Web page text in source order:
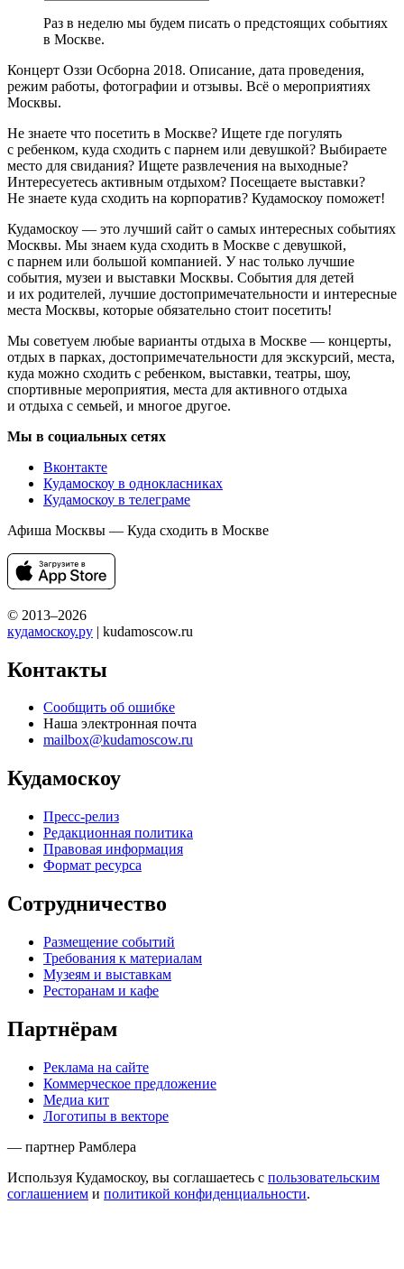
Раз в неделю мы будем писать о предстоящих событиях
в Москве.
Концерт Оззи Осборна 2018. Описание, дата проведения,
режим работы, фотографии и отзывы. Всё о мероприятиях
Москвы.
Не знаете что посетить в Москве? Ищете где погулять
с ребенком, куда сходить с парнем или девушкой? Выбираете
место для свидания? Ищете развлечения на выходные?
Интересуетесь активным отдыхом? Посещаете выставки?
Не знаете куда сходить на корпоратив? Кудамоскоу поможет!
Кудамоскоу — это лучший сайт о самых интересных событиях
Москвы. Мы знаем куда сходить в Москве с девушкой,
с парнем или большой компанией. У нас только лучшие
события, музеи и выставки Москвы. События для детей
и их родителей, лучшие достопримечательности и интересные
места Москвы, которые обязательно стоит посетить!
Мы советуем любые варианты отдыха в Москве — концерты,
отдых в парках, достопримечательности для экскурсий, места,
куда можно сходить с ребенком, выставки, театры, шоу,
спортивные мероприятия, места для активного отдыха
и отдыха с семьей, и многое другое.
Мы в социальных сетях
Вконтакте
Кудамоскоу в однокласниках
Кудамоскоу в телеграме
Афиша Москвы — Куда сходить в Москве
© 2013–2026
кудамоскоу.ру | kudamoscow.ru
Контакты
Сообщить об ошибке
Наша электронная почта
mailbox@kudamoscow.ru
Кудамоскоу
Пресс-релиз
Редакционная политика
Правовая информация
Формат ресурса
Сотрудничество
Размещение событий
Требования к материалам
Музеям и выставкам
Ресторанам и кафе
Партнёрам
Реклама на сайте
Коммерческое предложение
Медиа кит
Логотипы в векторе
— партнер Рамблера
Используя Кудамоскоу, вы соглашаетесь с пользовательским
соглашением и политикой конфиденциальности.